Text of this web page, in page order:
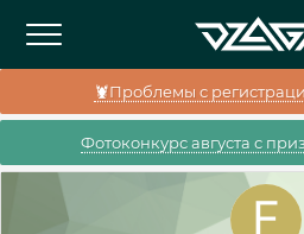
🦞Проблемы с
Фотоконкурс августа с